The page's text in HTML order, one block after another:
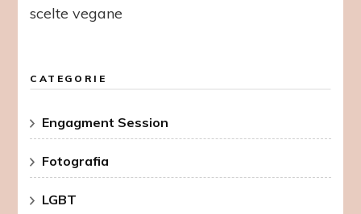
scelte vegane
CATEGORIE
Engagment Session
Fotografia
LGBT